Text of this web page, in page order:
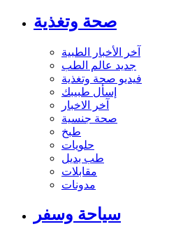
صحة وتغذية
آخر الأخبار الطبية
جديد عالم الطب
فيديو صحة وتغذية
إسأل طبيبك
آخر الاخبار
صحة جنسية
طبخ
حلويات
طب بديل
مقابلات
مدونات
سياحة وسفر